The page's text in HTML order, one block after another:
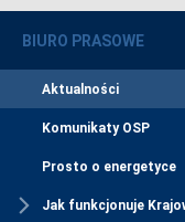
BIURO PRASOWE
Aktualności
Komunikaty OSP
Prosto o energetyce
Jak funkcjonuje